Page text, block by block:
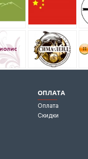
ОПЛАТА
Оплата
Скидки